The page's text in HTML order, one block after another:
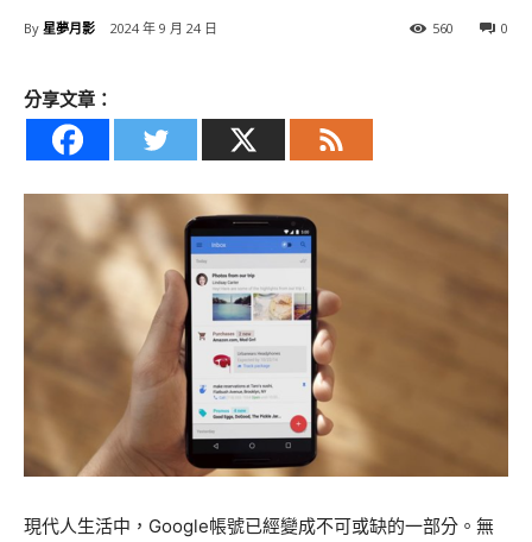
By 星夢月影 2024 年 9 月 24 日 0
560
分享文章：
現代人生活中，Google帳號已經變成不可或缺的一部分。無